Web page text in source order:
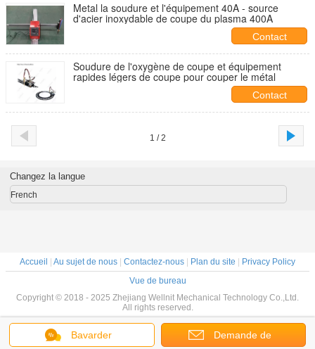
Metal la soudure et l'équipement 40A - source
d'acier inoxydable de coupe du plasma 400A
Contact
Soudure de l'oxygène de coupe et équipement
rapides légers de coupe pour couper le métal
Contact
1 / 2
Bavarder Demande de
Changez la langue
French
Accueil Au sujet de nous Contactez-nous Plan du site
Privacy Policy
Vue de bureau
Copyright © 2018 - 2025 Zhejiang Wellnit Mechanical Technology Co.,Ltd.
All rights reserved.